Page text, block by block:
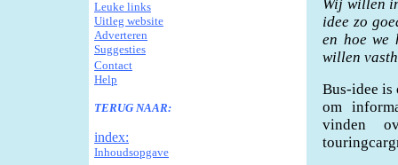
Leuke links
Uitleg website
Adverteren
Suggesties
Contact
Help
TERUG NAAR:
index:
Inhoudsopgave
Wij willen
idee zo
en hoe we
willen
Bus-idee is
om
vinden